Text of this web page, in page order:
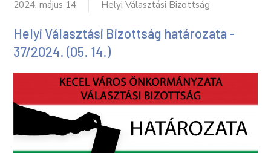
2024. május 14 Helyi Választási Bizottság
Helyi Választási Bizottság határozata -
37/2024. (05. 14.)